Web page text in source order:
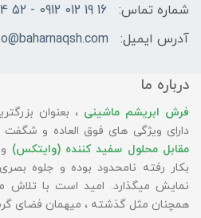
شماره تماس:
16 19 012 0912 - 52 14 00 77 021
آدرس ایمیل:
درباره ما
فرش ابریشم ماشینی ، بعنوان
دارای ویژگی های فوق العاده و
مقابل محلول سفید کننده (وایتکس)
بکار رفته نامحدود بوده و جلوه
نمایش میگذارد. امید است با تلاش
همچنان مثل گذشته ، میهمان فضای